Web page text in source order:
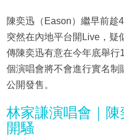
陳奕迅（Eason）繼早前趁
突然在內地平台開Live，疑
傳陳奕迅有意在今年底舉行
個演唱會將不會進行實名制
公開發售。
林家謙演唱會｜
開騷